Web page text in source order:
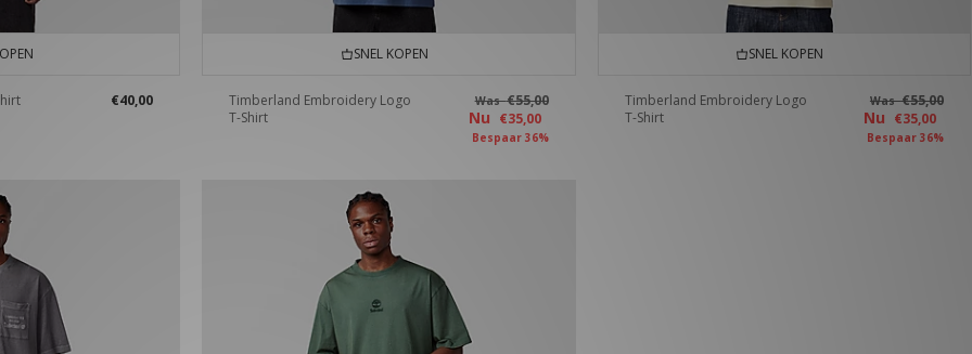
€40,00
SNEL KOPEN
Timberland Embroidery Logo
T-Shirt
Was€55,00
Nu €35,00
Bespaar 36%
SNEL KOPEN
Timberland Embroidery Logo
T-Shirt
Was€55,00
Nu €35,00
Bespaar 36%